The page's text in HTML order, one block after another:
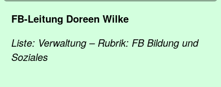
FB-Leitung Doreen Wilke
Liste: Verwaltung – Rubrik: FB Bildung und
Soziales